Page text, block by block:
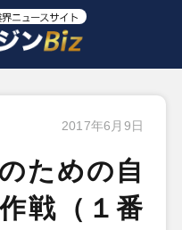
2017年6月9日
ための自
戦（１番